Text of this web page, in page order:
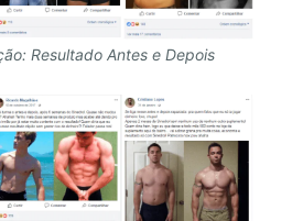
Resultado Antes e Depois